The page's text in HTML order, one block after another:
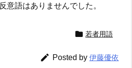
意語はありませんでした。
 若者用語
 Posted by 伊藤優依